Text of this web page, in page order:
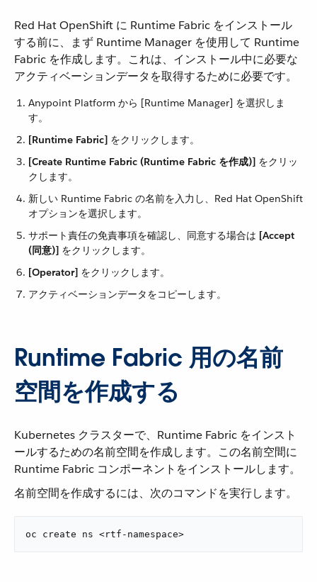
Red Hat OpenShift に Runtime Fabric をインストール
する前に、まず Runtime Manager を使用して Runtime
Fabric を作成します。これは、インストール中に必要な
アクティベーションデータを取得するために必要です。
Anypoint Platform から [Runtime Manager] を選択しま
す。
[Runtime Fabric] ​ をクリックします。
[Create Runtime Fabric (Runtime Fabric を作成)] ​ をクリッ
クします。
新しい Runtime Fabric の名前を入力し、Red Hat OpenShift
オプションを選択します。
サポート責任の免責事項を確認し、同意する場合は ​ [Accept
(同意)] ​ をクリックします。
[Operator] ​ をクリックします。
アクティベーションデータをコピーします。
Runtime Fabric 用の名前
空間を作成する
Kubernetes クラスターで、Runtime Fabric をインスト
ールするための名前空間を作成します。この名前空間に
Runtime Fabric コンポーネントをインストールします。
名前空間を作成するには、次のコマンドを実行します。
oc create ns <rtf-namespace>